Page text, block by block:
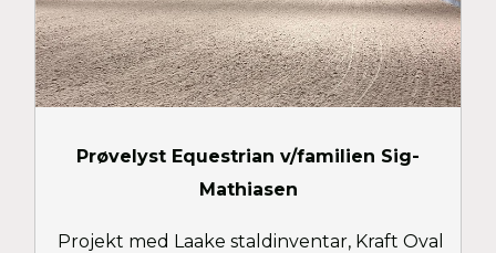
Prøvelyst Equestrian v/familien Sig-
Mathiasen
Projekt med Laake staldinventar, Kraft Oval